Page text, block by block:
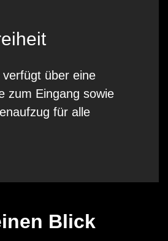
über eine
zum Eingang sowie
für alle
Blick